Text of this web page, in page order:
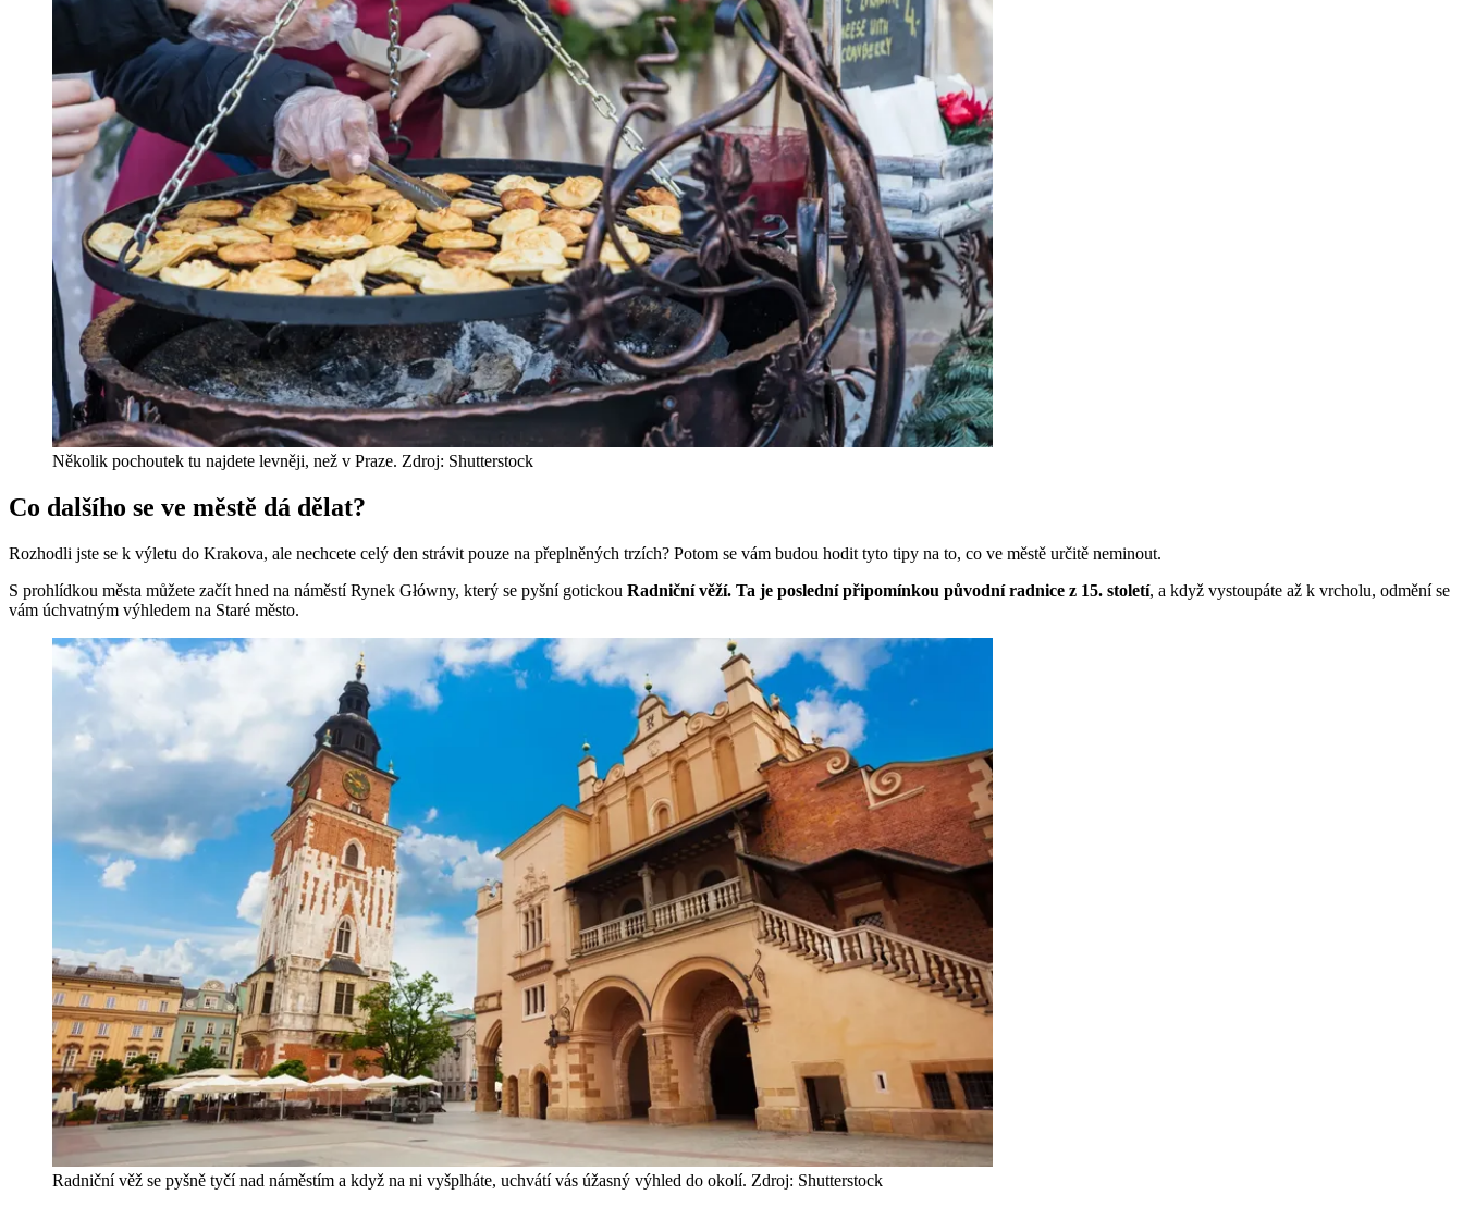
Několik pochoutek tu najdete levněji, než v Praze. Zdroj: Shutterstock
Co dalšího se ve městě dá dělat?
Rozhodli jste se k výletu do Krakova, ale nechcete celý den strávit pouze na přeplněných trzích? Potom se vám budou hodit tyto tipy na to, co ve městě určitě neminout.
S prohlídkou města můžete začít hned na náměstí Rynek Główny, který se pyšní gotickou Radniční věží. Ta je poslední připomínkou původní radnice z 15. století, a když vystoupáte až k vrcholu, odmění se
vám úchvatným výhledem na Staré město.
Radniční věž se pyšně tyčí nad náměstím a když na ni vyšplháte, uchvátí vás úžasný výhled do okolí. Zdroj: Shutterstock